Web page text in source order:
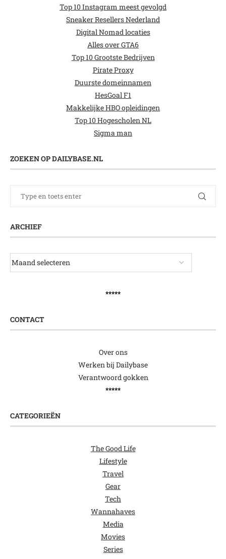
Top 10 Instagram meest gevolgd
Sneaker Resellers Nederland
Digital Nomad locaties
Alles over GTA6
Top 10 Grootste Bedrijven
Pirate Proxy
Duurste domeinnamen
HesGoal F1
Makkelijke HBO opleidingen
Top 10 Hogescholen NL
Sigma man
ZOEKEN OP DAILYBASE.NL
ARCHIEF
*****
CONTACT
Over ons
Werken bij Dailybase
Verantwoord gokken
*****
CATEGORIEËN
The Good Life
Lifestyle
Travel
Gear
Tech
Wannahaves
Media
Movies
Series